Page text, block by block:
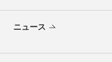
ニュース